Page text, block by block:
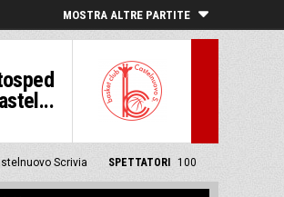
MOSTRA ALTRE PARTITE
Scrivia SPETTATORI 100